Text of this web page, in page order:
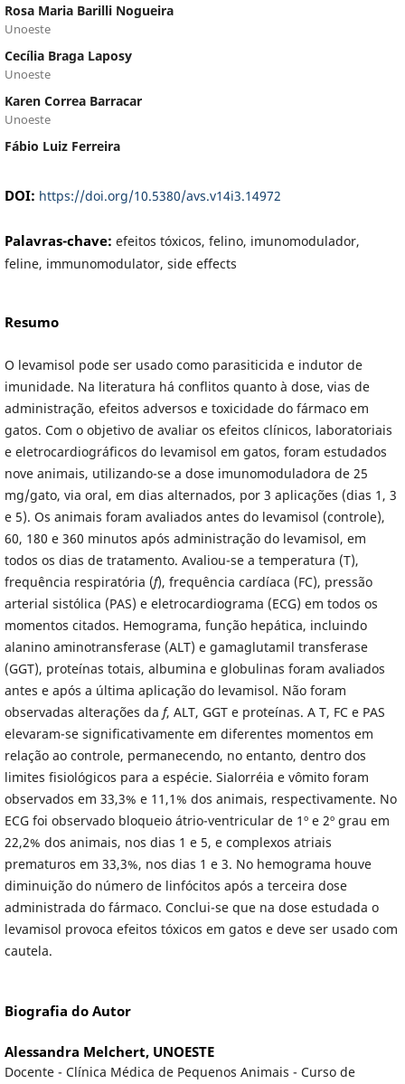
Rosa Maria Barilli Nogueira
Unoeste
Cecília Braga Laposy
Unoeste
Karen Correa Barracar
Unoeste
Fábio Luiz Ferreira
DOI: https://doi.org/10.5380/avs.v14i3.14972
Palavras-chave: efeitos tóxicos, felino, imunomodulador,
feline, immunomodulator, side effects
Resumo
O levamisol pode ser usado como parasiticida e indutor de
imunidade. Na literatura há conflitos quanto à dose, vias de
administração, efeitos adversos e toxicidade do fármaco em
gatos. Com o objetivo de avaliar os efeitos clínicos, laboratoriais
e eletrocardiográficos do levamisol em gatos, foram estudados
nove animais, utilizando-se a dose imunomoduladora de 25
mg/gato, via oral, em dias alternados, por 3 aplicações (dias 1, 3
e 5). Os animais foram avaliados antes do levamisol (controle),
60, 180 e 360 minutos após administração do levamisol, em
todos os dias de tratamento. Avaliou-se a temperatura (T),
frequência respiratória (f), frequência cardíaca (FC), pressão
arterial sistólica (PAS) e eletrocardiograma (ECG) em todos os
momentos citados. Hemograma, função hepática, incluindo
alanino aminotransferase (ALT) e gamaglutamil transferase
(GGT), proteínas totais, albumina e globulinas foram avaliados
antes e após a última aplicação do levamisol. Não foram
observadas alterações da f, ALT, GGT e proteínas. A T, FC e PAS
elevaram-se significativamente em diferentes momentos em
relação ao controle, permanecendo, no entanto, dentro dos
limites fisiológicos para a espécie. Sialorréia e vômito foram
observados em 33,3% e 11,1% dos animais, respectivamente. No
ECG foi observado bloqueio átrio-ventricular de 1º e 2º grau em
22,2% dos animais, nos dias 1 e 5, e complexos atriais
prematuros em 33,3%, nos dias 1 e 3. No hemograma houve
diminuição do número de linfócitos após a terceira dose
administrada do fármaco. Conclui-se que na dose estudada o
levamisol provoca efeitos tóxicos em gatos e deve ser usado com
cautela.
Biografia do Autor
Alessandra Melchert, UNOESTE
Docente - Clínica Médica de Pequenos Animais - Curso de